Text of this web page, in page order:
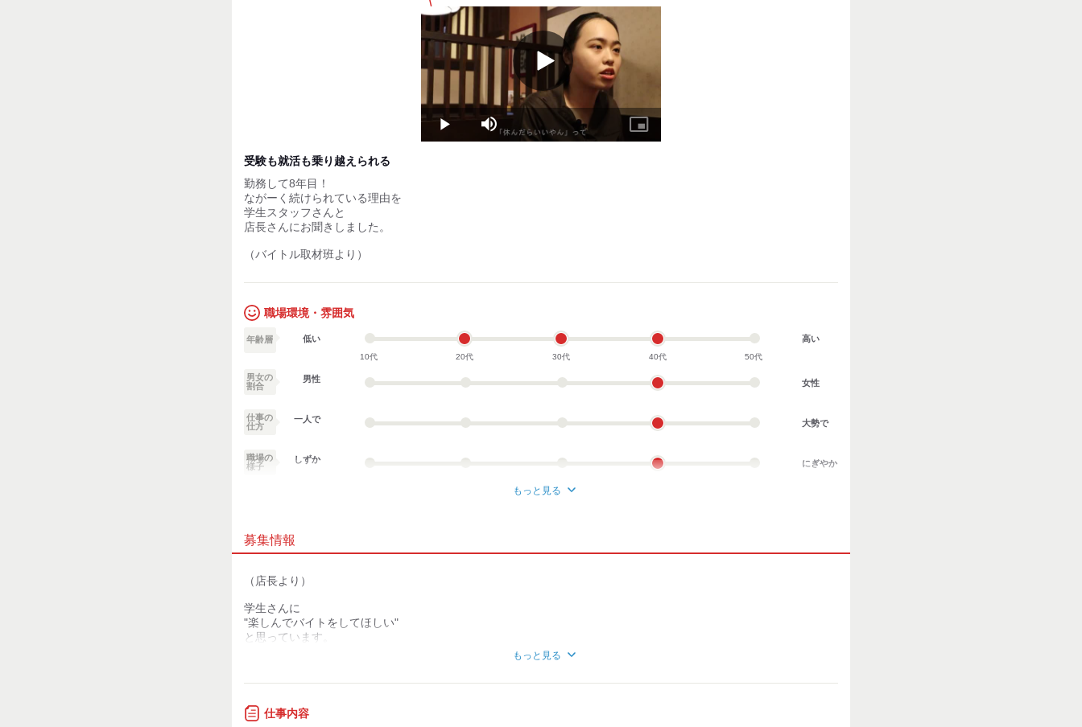
Play
Play Mute
Picture-
in-
受験も就活も乗り越えられる
勤務して8年目！
ながーく続けられている理由を
学生スタッフさんと
店長さんにお聞きしました。
（バイトル取材班より）
職場環境・雰囲気
年齢層 低い
10代 20代 30代 40代 50代
高い
男女の
割合
男性 女性
仕事の
仕方
一人で 大勢で
職場の
様子
しずか にぎやか
個性が生かせる
デスクワーク
お客様との対話が
少ない
力仕事が少ない
（学生スタッフより）
もっと見る
募集情報
（店長より）
学生さんに
"楽しんでバイトをしてほしい"
と思っています。
大切だと思っています。
もっと見る
仕事内容